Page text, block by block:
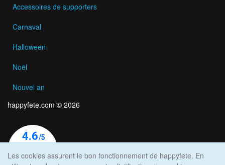
Accessoires de supporters
Carnaval
Halloween
Noël
Nouvel an
happyfete.com © 2026
Les cookies assurent le bon fonctionnement de happyfete. En